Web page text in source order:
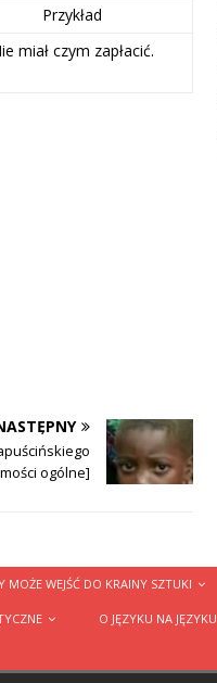
Przykład
miał czym zapłacić.
ogólne]
MOŻE WEJŚĆ DO KRAINY SZTUKI
O JĘZYKU NA JĘZYKU